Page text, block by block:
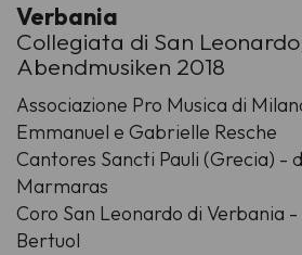
Verbania
Collegiata di San
Abendmusiken 2018
Associazione Pro Musica di
Emmanuel e Gabrielle Resche
Cantores Sancti Pauli (Grecia) -
Marmaras
Coro San Leonardo di Verbania
Bertuol